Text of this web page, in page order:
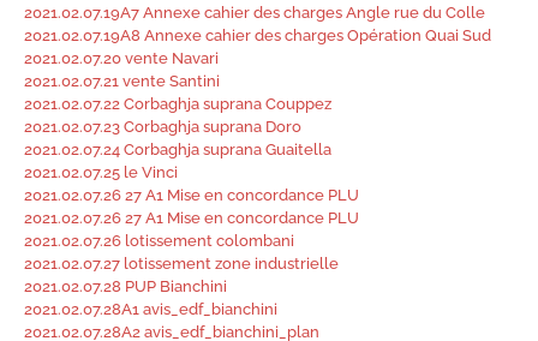
2021.02.07.19A7 Annexe cahier des charges Angle rue du Colle
2021.02.07.19A8 Annexe cahier des charges Opération Quai Sud
2021.02.07.20 vente Navari
2021.02.07.21 vente Santini
2021.02.07.22 Corbaghja suprana Couppez
2021.02.07.23 Corbaghja suprana Doro
2021.02.07.24 Corbaghja suprana Guaitella
2021.02.07.25 le Vinci
2021.02.07.26 27 A1 Mise en concordance PLU
2021.02.07.26 27 A1 Mise en concordance PLU
2021.02.07.26 lotissement colombani
2021.02.07.27 lotissement zone industrielle
2021.02.07.28 PUP Bianchini
2021.02.07.28A1 avis_edf_bianchini
2021.02.07.28A2 avis_edf_bianchini_plan